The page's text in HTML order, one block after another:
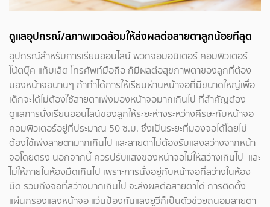
ดูแลอุปกรณ์/สภาพแวดล้อมให้ส่งผลต่อสายตาลูกน้อยทีสุด
อุปกรณ์สำหรับการเรียนออนไลน์ พวกจอมอนิเตอร์ คอมพิวเตอร์
โน้ตบุ๊ค แท็บเล็ต โทรศัพท์มือถือ ก็มีผลต่อสุขภาพตาของลูกที่ต้อง
มองหน้าจอนานๆ ถ้าทำได้การให้เรียนผ่านหน้าจอที่มีขนาดใหญ่เพื่อ
เด็กจะได้ไม่ต้องใช้สายตาเพ่งมองหน้าจอมากเกินไป ที่สำคัญต้อง
ดูแลการนั่งเรียนออนไลน์ของลูกให้ระยะห่างระหว่างศีรษะกับหน้าจอ
คอมพิวเตอร์อยู่ที่ประมาณ 50 ซ.ม. ซึ่งเป็นระยะที่มองจอได้โดยไม่
ต้องใช้เพ่งสายตามากเกินไป และสายตาไม่ต้องรับแสงสว่างจากหน้า
จอโดยตรง นอกจากนี้ ควรปรับแสงของหน้าจอไม่ให้สว่างเกินไป และ
ไม่ให้ภายในห้องมืดเกินไป เพราะการนั่งอยู่กับหน้าจอที่สว่างในห้อง
มืด รวมถึงจอที่สว่างมากเกินไป จะส่งผลต่อสายตาได้ การติดตั้ง
แผ่นกรองแสงหน้าจอ แว่นป้องกันแสงยูวีก็เป็นตัวช่วยถนอมสายตา